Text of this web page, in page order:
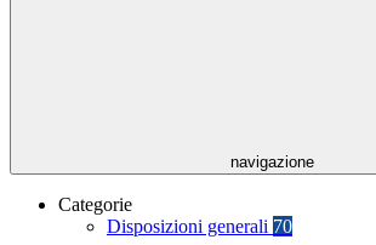
navigazione
Categorie
Disposizioni generali 70